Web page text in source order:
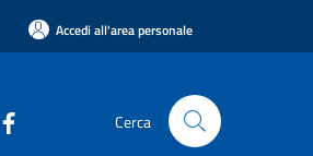
Accedi all'area personale
Cerca